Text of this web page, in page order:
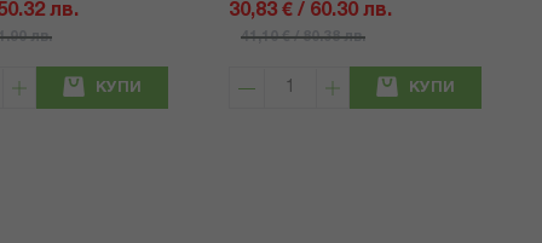
лв.
лв.
КУПИ
30,83 € / 60.30 лв.
41,10 € / 80.38 лв.
КУПИ